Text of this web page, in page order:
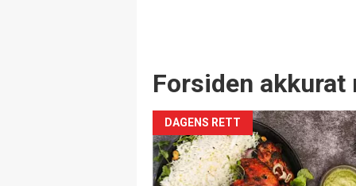
Forsiden akkurat
DAGENS RETT